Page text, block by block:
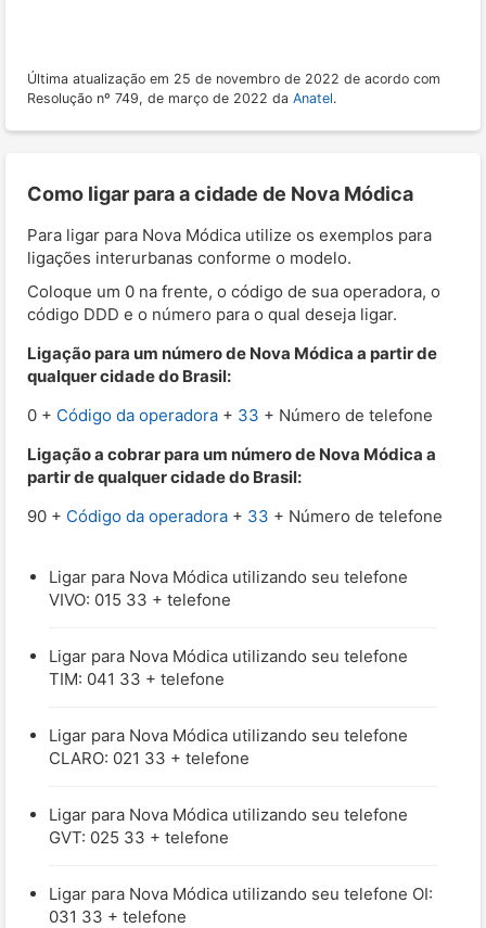
Última atualização em 25 de novembro de 2022 de acordo com
Resolução nº 749, de março de 2022 da Anatel.
Como ligar para a cidade de Nova Módica
Para ligar para Nova Módica utilize os exemplos para
ligações interurbanas conforme o modelo.
Coloque um 0 na frente, o código de sua operadora, o
código DDD e o número para o qual deseja ligar.
Ligação para um número de Nova Módica a partir de
qualquer cidade do Brasil:
0 + Código da operadora + 33 + Número de telefone
Ligação a cobrar para um número de Nova Módica a
partir de qualquer cidade do Brasil:
90 + Código da operadora + 33 + Número de telefone
Ligar para Nova Módica utilizando seu telefone
VIVO: 015 33 + telefone
Ligar para Nova Módica utilizando seu telefone
TIM: 041 33 + telefone
Ligar para Nova Módica utilizando seu telefone
CLARO: 021 33 + telefone
Ligar para Nova Módica utilizando seu telefone
GVT: 025 33 + telefone
Ligar para Nova Módica utilizando seu telefone OI:
031 33 + telefone